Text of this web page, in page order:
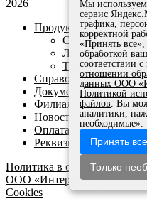
2026
Продукция
Сортовой прокат
Листовой прокат
Трубы
Справочники и
Документы
Филиалы
Новости
Оплата, возврат, обмен
Реквизиты
Политика в отношении
ООО «ИнтерметГрупп»
Cookies
Мы
сервис
трафика,
корректной
«Принять все»,
обработкой
соответствии
отношении
данных ООО
Политикой
файлов. Вы
аналитики,
необходимые».
Принять все
Только